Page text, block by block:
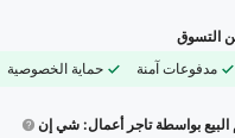
التسوق
مدفوعات آمنة
حماية الخصوصية
البيع بواسطة تاجر أعمال: شي إن